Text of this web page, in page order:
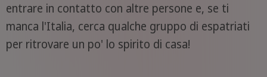
entrare in contatto con altre persone e, se ti
manca l'Italia, cerca qualche gruppo di espatriati
per ritrovare un po' lo spirito di casa!